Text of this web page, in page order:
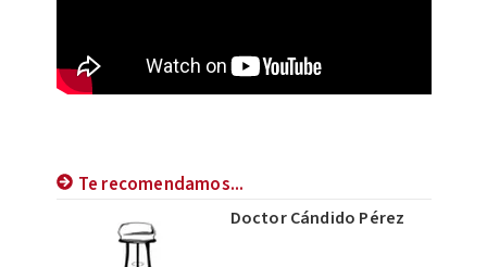
Te recomendamos...
Doctor Cándido Pérez